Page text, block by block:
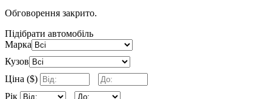
Обговорення закрито.
Підібрати автомобіль
Марка
Кузов
Ціна ($)
Рік